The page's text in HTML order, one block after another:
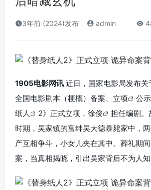
3年前 (2024)发布 admin
1905电影网讯 近日，国家电影局发布
全国电影剧本（梗概）备案、 立项 公
纸人
2》正式立项， 徐俊
担任编剧。
时期，吴家镇的富绅吴大德暴毙家中，
产互相争斗，小女儿夹在其中。葬礼期
案，当真相揭晓，引出吴家背后不为人